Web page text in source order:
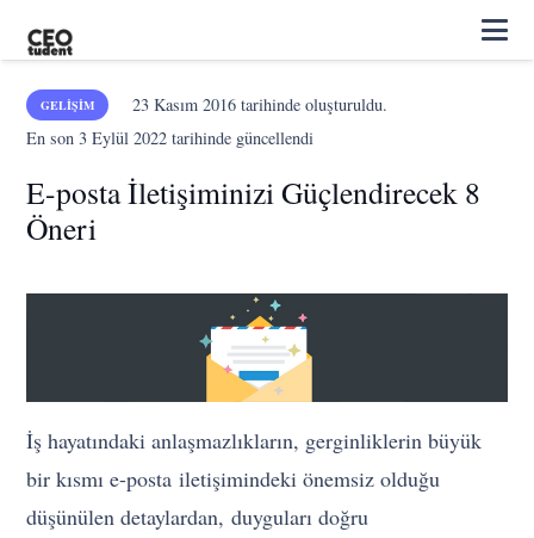
GELIŞIM 23 Kasım 2016tarihinde oluşturuldu.
En son3 Eylül 2022 tarihinde güncellendi
E-posta İletişiminizi Güçlendirecek 8
Öneri
İş hayatındaki anlaşmazlıkların, gerginliklerin büyük
bir kısmı e-posta iletişimindeki önemsiz olduğu
düşünülen detaylardan, duyguları doğru